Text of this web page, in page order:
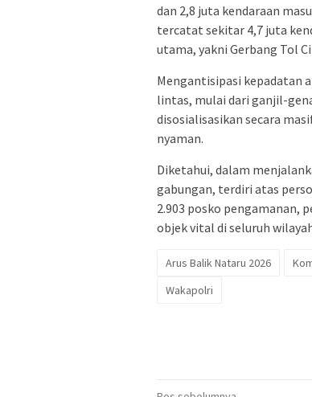
dan 2,8 juta kendaraan
tercatat sekitar 4,7 juta
utama, yakni Gerbang Tol
Mengantisipasi kepadatan
lintas, mulai dari ganjil-
disosialisasikan secara
nyaman.
Diketahui, dalam
gabungan, terdiri atas
2.903 posko pengamanan,
objek vital di seluruh
Arus Balik Nataru 2026
Wakapolri